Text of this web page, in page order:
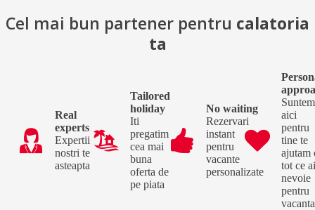
Cel mai bun partener pentru calatoria
ta
Real
experts
Expertii
nostri te
asteapta
Tailored
holiday
Iti
pregatim
cea mai
buna
oferta de
pe piata
No waiting
Rezervari
instant
pentru
vacante
personalizate
Suntem
aici
pentru
tine te
ajutam
tot ce
nevoie
pentru